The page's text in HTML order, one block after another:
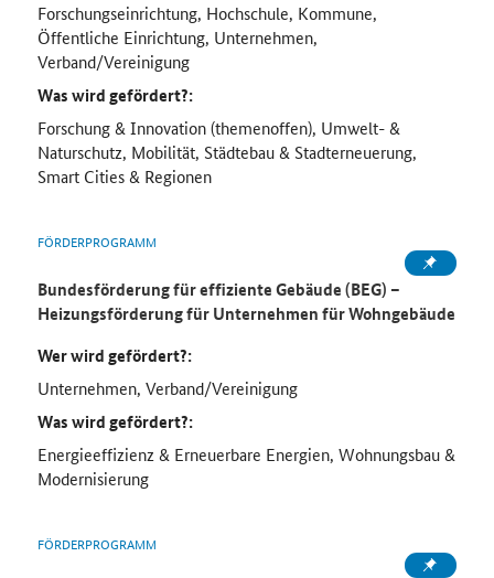
Forschungseinrichtung, Hochschule, Kommune,
Öffentliche Einrichtung, Unternehmen,
Verband/Vereinigung
Was wird gefördert?:
Forschung & Innovation (themenoffen), Umwelt- &
Naturschutz, Mobilität, Städtebau & Stadterneuerung,
Smart Cities & Regionen
FÖRDERPROGRAMM
Bundesförderung für effiziente Gebäude (BEG) –
Heizungsförderung für Unternehmen für Wohngebäude
Wer wird gefördert?:
Unternehmen, Verband/Vereinigung
Was wird gefördert?:
Energieeffizienz & Erneuerbare Energien, Wohnungsbau &
Modernisierung
FÖRDERPROGRAMM